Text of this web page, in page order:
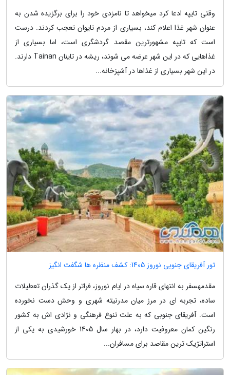
وقتی تایپه ادعا کرد میخواهد تا نامزدی خود را برای برگزیده شدن به
عنوان شهر غذا اعلام کند، بسیاری از مردم تایوان تعجب کردند. درست
است که تایپه مشهورترین مقصد گردشگری است، اما بسیاری از
غذاهایی که در این شهر عرضه می شوند، ریشه در تاینان Tainan دارند.
در این شهر بسیاری از غذاها در آشپزخانه...
تور آفریقای جنوبی نوروز 1405: کشف منظره ها شگفت انگیز
مقدمهسفر به انتهای قاره سیاه در ایام نوروز، فراتر از یک گذران تعطیلات
ساده، تجربه ای در مرز میان مدرنیته شهری و وحش دست نخورده
است. آفریقای جنوبی که به علت تنوع فرهنگی و نژادی اش به کشور
رنگین کمان معروفیت دارد، در بهار سال 1405 خورشیدی به یکی از
استراتژیک ترین مقاصد برای مسافران...